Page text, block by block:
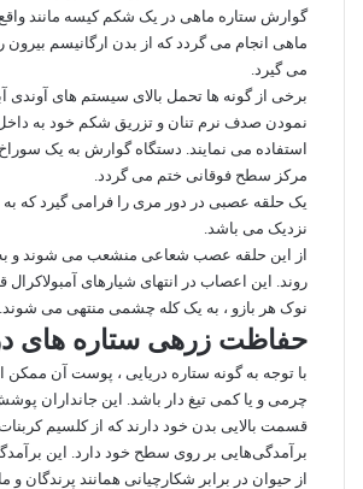
گوارش ستاره ماهی در یک شکم کیسه مانند
ماهی انجام می‌ گردد که از بدن ارگانیسم بیرون
می ‌گیرد.
برخی از گونه‌ ها تحمل بالای سیستم ‌های آوندی
نمودن صدف نرم ‌تنان و تزریق شکم خود به
استفاده می ‌‌نمایند. دستگاه گوارش به یک
مرکز سطح فوقانی ختم می ‌گردد.
یک حلقه عصبی در دور مری را فرامی ‌گیرد که
نزدیک می باشد.
از این حلقه عصب شعاعی منشعب می ‌شوند و به
‌روند. این اعصاب در انتهای شیارهای آمبولاکرال
نوک هر بازو ، به یک کله چشمی منتهی می ‌شوند.
حفاظت زرهی ستاره‌ های
با توجه به گونه‌ ستاره‌ دریایی ، پوست آن
چرمی و یا کمی تیغ ‌دار باشد. این جانداران
قسمت بالایی بدن خود دارند که از کلسیم
برآمدگی‌هایی بر روی سطح خود دارد. این
از حیوان در برابر شکارچیانی همانند پرندگان و